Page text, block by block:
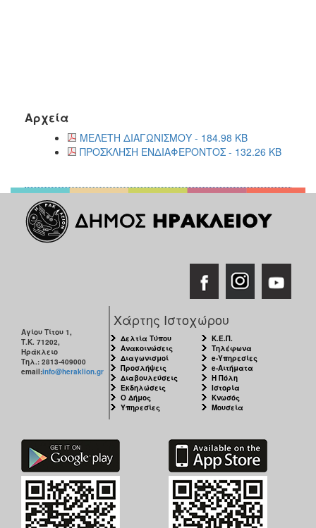
Αρχεία
ΜΕΛΕΤΗ ΔΙΑΓΩΝΙΣΜΟΥ - 184.98 KB
ΠΡΟΣΚΛΗΣΗ ΕΝΔΙΑΦΕΡΟΝΤΟΣ - 132.26 KB
Αγίου Τίτου 1,
Τ.Κ. 71202,
Ηράκλειο
Τηλ.: 2813-409000
email:info@heraklion.gr
Χάρτης Ιστοχώρου
Δελτία Τύπου
Ανακοινώσεις
Διαγωνισμοί
Προσλήψεις
Διαβουλεύσεις
Εκδηλώσεις
Ο Δήμος
Υπηρεσίες
Κ.Ε.Π.
Τηλέφωνα
e-Υπηρεσίες
e-Αιτήματα
Η Πόλη
Ιστορία
Κνωσός
Μουσεία